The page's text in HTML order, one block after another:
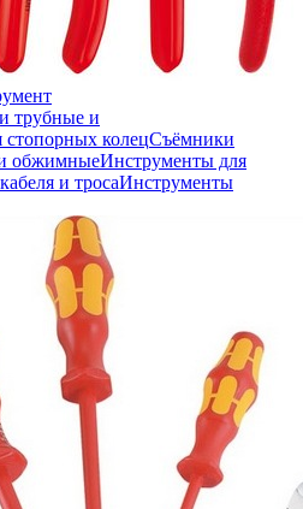
трубные и
колецСъёмники
обжимныеИнструменты для
и тросаИнструменты